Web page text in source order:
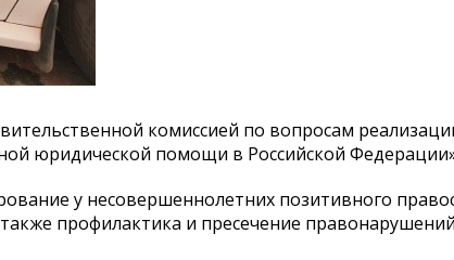
комиссией по вопросам
юридической помощи в Российской
у несовершеннолетних позитивного
профилактика и пресечение